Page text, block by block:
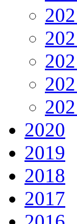
2020
2019
2018
2017